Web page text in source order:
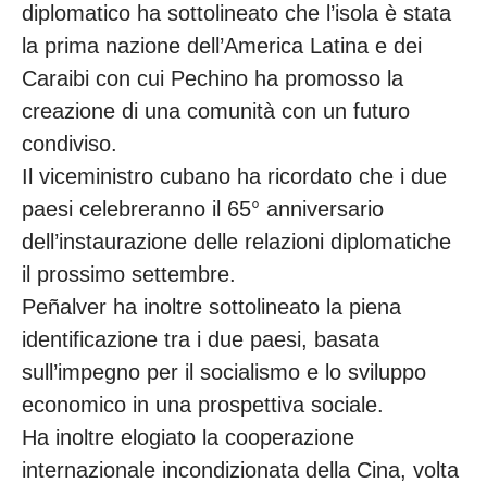
diplomatico ha sottolineato che l’isola è stata
la prima nazione dell’America Latina e dei
Caraibi con cui Pechino ha promosso la
creazione di una comunità con un futuro
condiviso.
Il viceministro cubano ha ricordato che i due
paesi celebreranno il 65° anniversario
dell’instaurazione delle relazioni diplomatiche
il prossimo settembre.
Peñalver ha inoltre sottolineato la piena
identificazione tra i due paesi, basata
sull’impegno per il socialismo e lo sviluppo
economico in una prospettiva sociale.
Ha inoltre elogiato la cooperazione
internazionale incondizionata della Cina, volta